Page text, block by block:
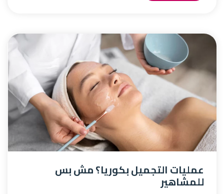
عمليات التجميل بكوريا؟ مش بس
للمشاهير